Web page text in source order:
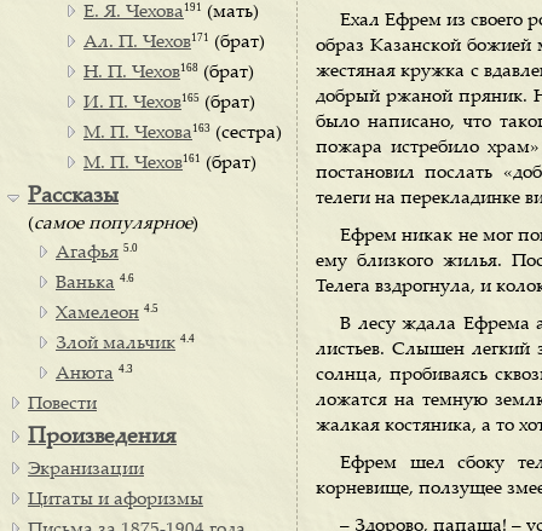
Ехал Ефрем из своего
образ Казанской
жестяная кружка с
добрый ржаной пряник.
было написано, что
пожара истребило
постановил послать
телеги на перекладинке
Ефрем никак не мог
ему близкого жилья.
Телега вздрогнула, и
В лесу ждала Ефрема
листьев. Слышен легкий
солнца, пробиваясь
ложатся на темную
жалкая костяника, а то
Ефрем шел сбоку
корневище, ползущее
– Здорово, папаша! –
Е. Я. Чехова 191 (мать)
Ал. П. Чехов171 (брат)
Н. П. Чехов168 (брат)
И. П. Чехов165 (брат)
М. П. Чехова 163 (сестра)
М. П. Чехов161 (брат)
Рассказы
(самое популярное)
Агафья 5.0
Ванька 4.6
Хамелеон 4.5
Злой мальчик 4.4
Анюта 4.3
Повести
Произведения
Экранизации
Цитаты и афоризмы